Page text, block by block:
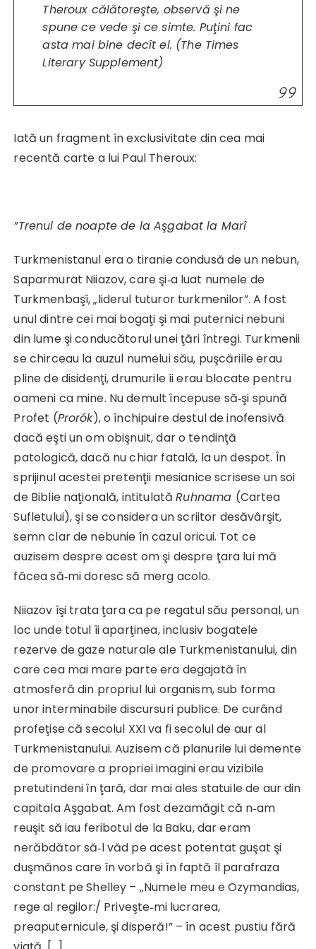
Theroux călătoreşte, observă şi ne
spune ce vede şi ce simte. Puţini fac
asta mai bine decît el. (The Times
Literary Supplement)
Iată un fragment în exclusivitate din cea mai
recentă carte a lui Paul Theroux:
”Trenul de noapte de la Aşgabat la Marî
Turkmenistanul era o tiranie condusă de un nebun,
Saparmurat Niiazov, care şi‑a luat numele de
Turkmenbaşî, „liderul tuturor turkmenilor”. A fost
unul dintre cei mai bogaţi şi mai puternici nebuni
din lume şi conducătorul unei ţări întregi. Turkmenii
se chirceau la auzul numelui său, puşcăriile erau
pline de disidenţi, drumurile îi erau blocate pentru
oameni ca mine. Nu demult începuse să‑şi spună
Profet (Prorók), o închipuire destul de inofensivă
dacă eşti un om obişnuit, dar o tendinţă
patologică, dacă nu chiar fatală, la un despot. În
sprijinul acestei pretenţii mesianice scrisese un soi
de Biblie naţională, intitulatăRuhnama (Cartea
Sufletului), şi se considera un scriitor desăvârşit,
semn clar de nebunie în cazul oricui. Tot ce
auzisem despre acest om şi despre ţara lui mă
făcea să‑mi doresc să merg acolo.
Niiazov îşi trata ţara ca pe regatul său personal, un
loc unde totul îi aparţinea, inclusiv bogatele
rezerve de gaze naturale ale Turkmenistanului, din
care cea mai mare parte era degajată în
atmosferă din propriul lui organism, sub forma
unor interminabile discursuri publice. De curând
profeţise că secolul XXI va fi secolul de aur al
Turkmenistanului. Auzisem că planurile lui demente
de promovare a propriei imagini erau vizibile
pretutindeni în ţară, dar mai ales statuile de aur din
capitala Aşgabat. Am fost dezamăgit că n‑am
reuşit să iau feribotul de la Baku, dar eram
nerăbdător să‑l văd pe acest potentat guşat şi
duşmănos care în vorbă şi în faptă îl parafraza
constant pe Shelley – „Numele meu e Ozymandias,
rege al regilor:/ Priveşte‑mi lucrarea,
preaputernicule, şi disperă!” – în acest pustiu fără